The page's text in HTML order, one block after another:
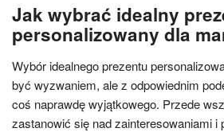
Jak wybrać idealny
personalizowany dla
Wybór idealnego prezentu
być wyzwaniem, ale z odpowiednim
coś naprawdę wyjątkowego. Przede
zastanowić się nad zainteresowaniami i